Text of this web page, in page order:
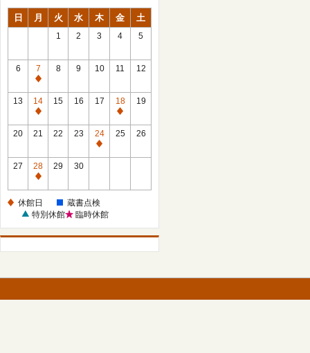
日 月 火 水 木 金 土
1 2 3 4 5
6
7
休
館
日
8 9 10 11 12
13
14
休
館
15 16 17
18
休
館
19
20 21 22 23
24
休
25 26
27
28
休
日
29 30
休館日
蔵書点検
特別休館
臨時休館